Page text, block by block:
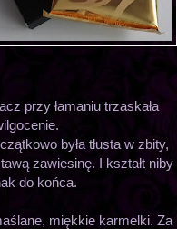
przy łamaniu trzaskała
była tłusta w zbity,
zawiesinę. I kształt niby
do końca.
miękkie karmelki. Za